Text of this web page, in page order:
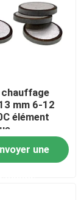
chauffage
mm 6-12
élément
une